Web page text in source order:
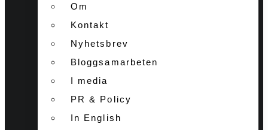
Om
Kontakt
Nyhetsbrev
Bloggsamarbeten
I media
PR & Policy
In English